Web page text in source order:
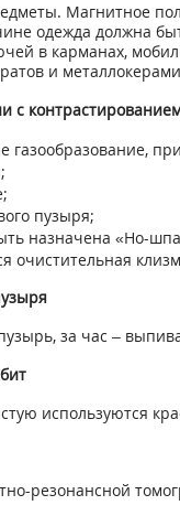
Магнитное
одежда должна
в карманах,
и
с
газообразование,
пузыря;
назначена «Но-
очистительная
за час –
используются
резонансной